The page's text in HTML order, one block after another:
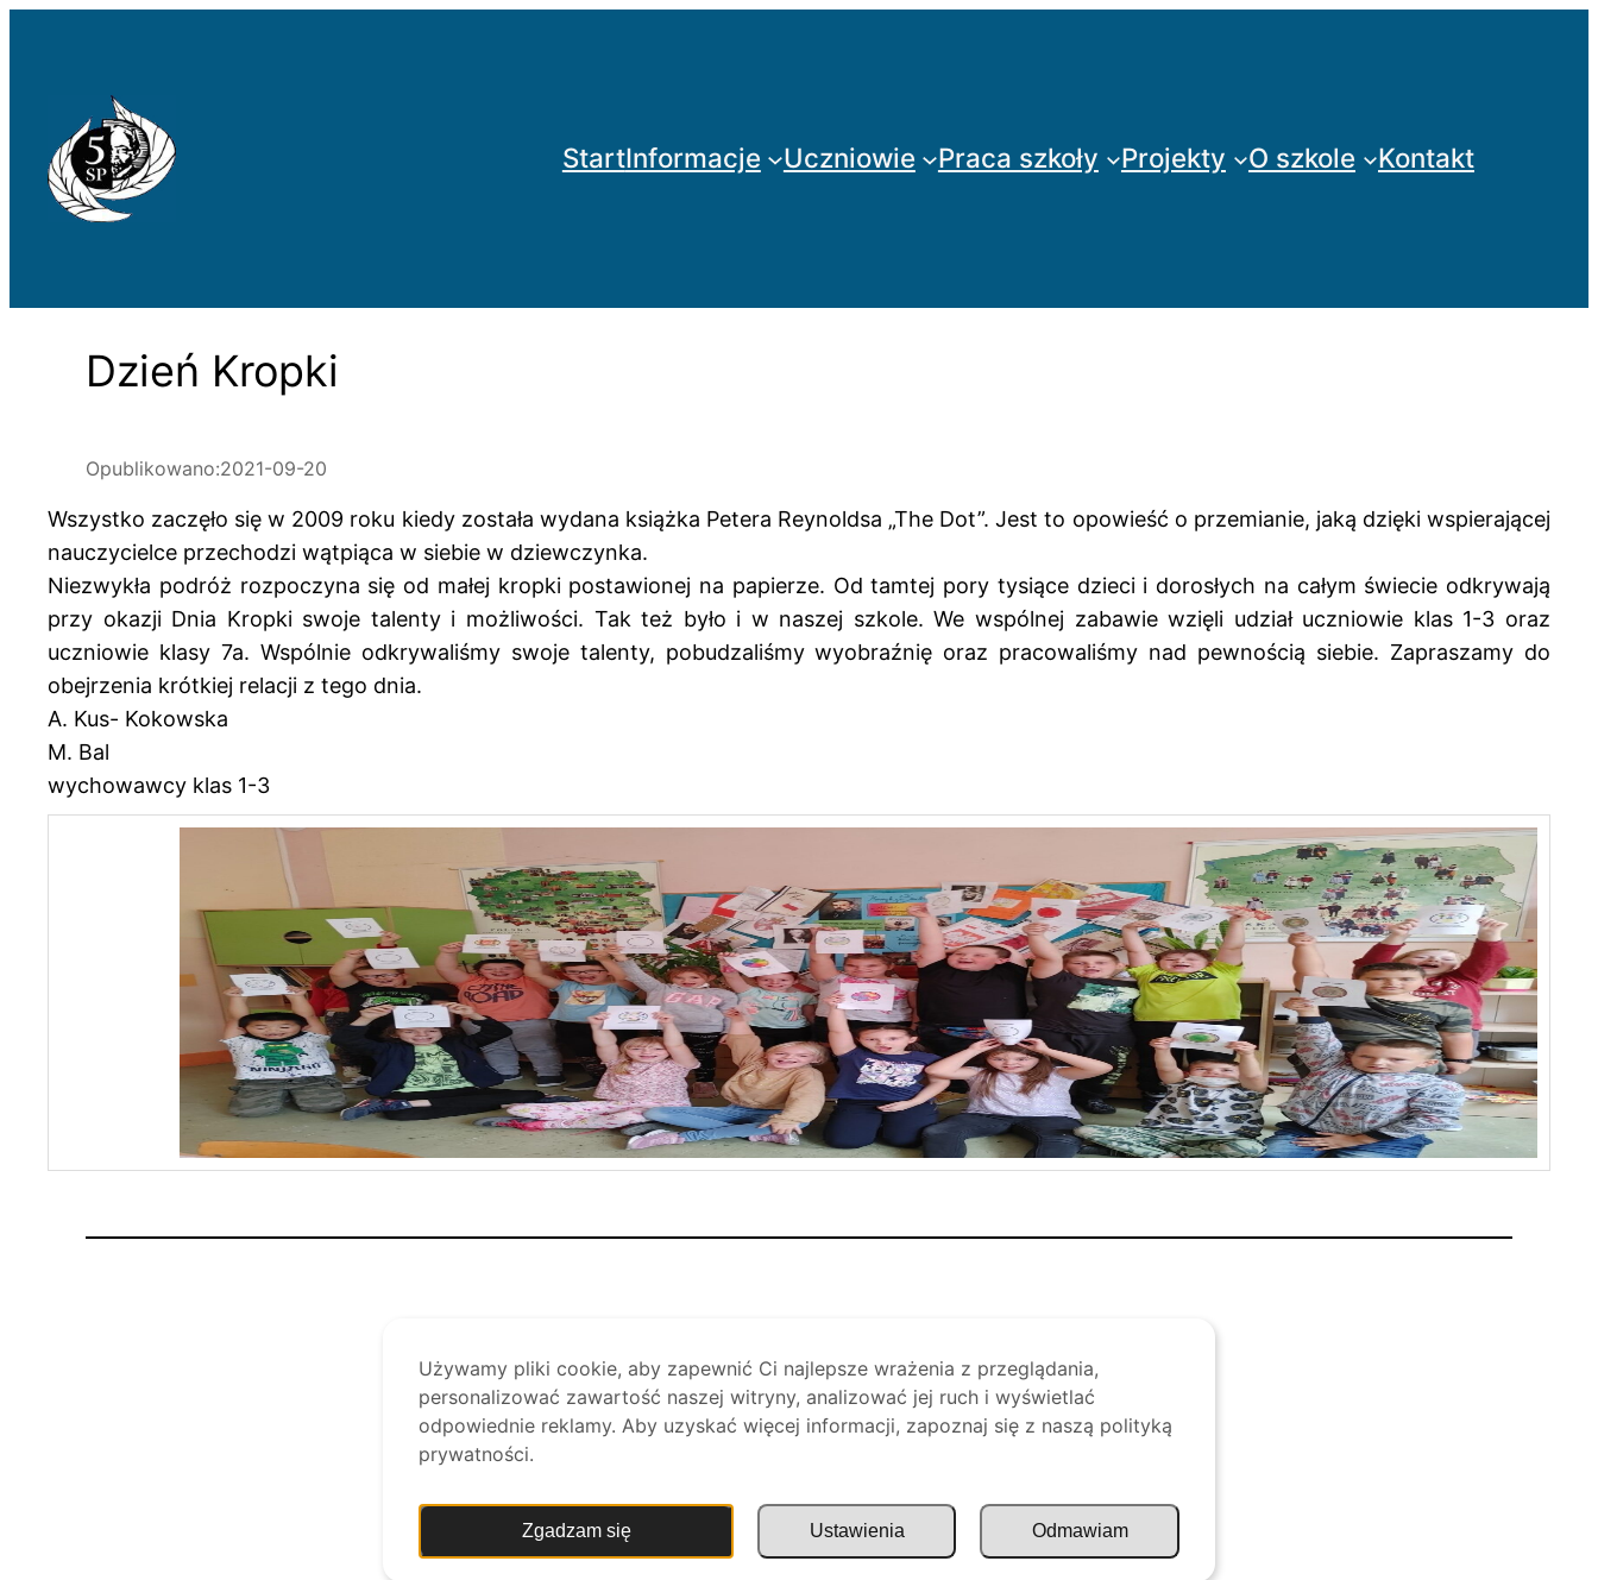
StartInformacje Uczniowie Praca szkoły Projekty O szkole Kontakt
Dzień Kropki
Opublikowano:2021-09-20
Wszystko zaczęło się w 2009 roku kiedy została wydana książka Petera Reynoldsa „The Dot”. Jest to opowieść o przemianie, jaką dzięki wspierającej
nauczycielce przechodzi wątpiąca w siebie w dziewczynka.
Niezwykła podróż rozpoczyna się od małej kropki postawionej na papierze. Od tamtej pory tysiące dzieci i dorosłych na całym świecie odkrywają
przy okazji Dnia Kropki swoje talenty i możliwości. Tak też było i w naszej szkole. We wspólnej zabawie wzięli udział uczniowie klas 1-3 oraz
uczniowie klasy 7a. Wspólnie odkrywaliśmy swoje talenty, pobudzaliśmy wyobraźnię oraz pracowaliśmy nad pewnością siebie. Zapraszamy do
obejrzenia krótkiej relacji z tego dnia.
A. Kus- Kokowska
M. Bal
wychowawcy klas 1-3
Używamy pliki cookie, aby zapewnić Ci najlepsze wrażenia z przeglądania,
personalizować zawartość naszej witryny, analizować jej ruch i wyświetlać
odpowiednie reklamy. Aby uzyskać więcej informacji, zapoznaj się z naszą polityką
prywatności.
Zgadzam się Ustawienia Odmawiam